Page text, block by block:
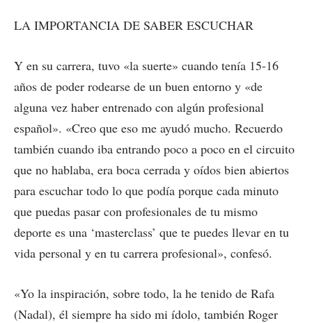
LA IMPORTANCIA DE SABER ESCUCHAR
Y en su carrera, tuvo «la suerte» cuando tenía 15-16
años de poder rodearse de un buen entorno y «de
alguna vez haber entrenado con algún profesional
español». «Creo que eso me ayudó mucho. Recuerdo
también cuando iba entrando poco a poco en el circuito
que no hablaba, era boca cerrada y oídos bien abiertos
para escuchar todo lo que podía porque cada minuto
que puedas pasar con profesionales de tu mismo
deporte es una ‘masterclass’ que te puedes llevar en tu
vida personal y en tu carrera profesional», confesó.
«Yo la inspiración, sobre todo, la he tenido de Rafa
(Nadal), él siempre ha sido mi ídolo, también Roger